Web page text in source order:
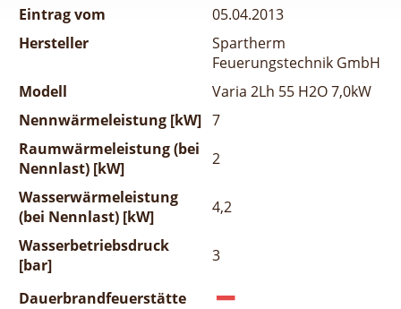
Eintrag vom
05.04.2013
Hersteller
Spartherm
Feuerungstechnik GmbH
Modell
Varia 2Lh 55 H2O 7,0kW
Nennwärmeleistung [kW] 7
Raumwärmeleistung (bei
Nennlast) [kW]
2
Wasserwärmeleistung
(bei Nennlast) [kW]
4,2
Wasserbetriebsdruck
[bar]
3
Dauerbrandfeuerstätte